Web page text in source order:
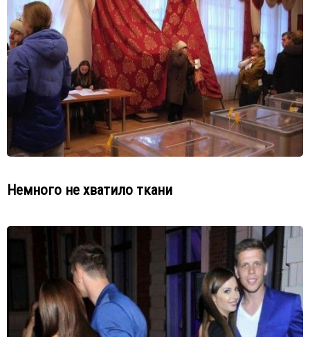
Немного не хватило ткани